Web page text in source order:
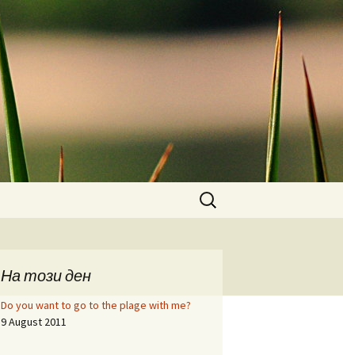
Search
for:
На този ден
Do you want to go to the plage with me?
9 August 2011